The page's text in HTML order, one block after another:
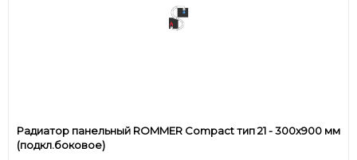
Радиатор панельный ROMMER Compact тип 21 - 300x900 мм
(подкл.боковое)